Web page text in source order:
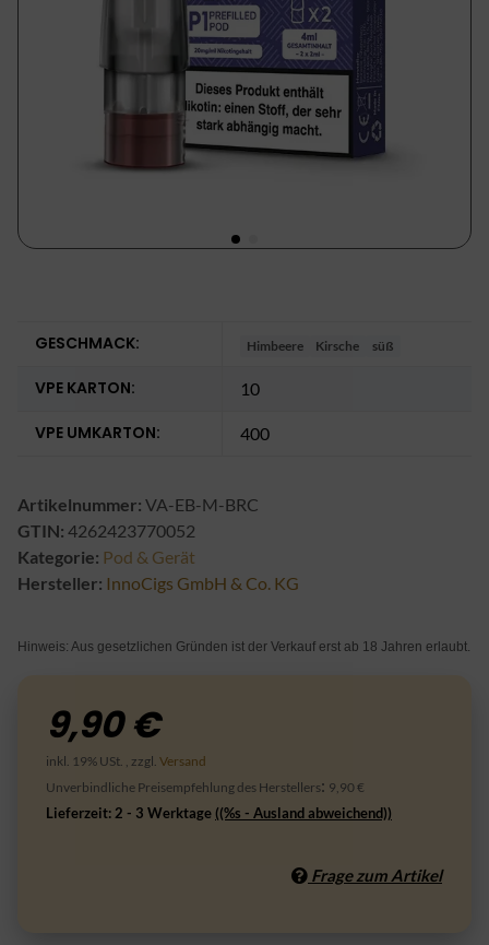
GESCHMACK: Himbeere Kirsche süß
VPE KARTON: 10
VPE UMKARTON: 400
Artikelnummer: VA-EB-M-BRC
GTIN: 4262423770052
Kategorie: Pod & Gerät
Hersteller: InnoCigs GmbH & Co. KG
Hinweis: Aus gesetzlichen Gründen ist der Verkauf erst ab 18 Jahren erlaubt.
9,90 €
inkl. 19% USt. , zzgl. Versand
Unverbindliche Preisempfehlung des Herstellers: 9,90 €
Lieferzeit: 2 - 3 Werktage ((%s - Ausland abweichend))
Frage zum Artikel